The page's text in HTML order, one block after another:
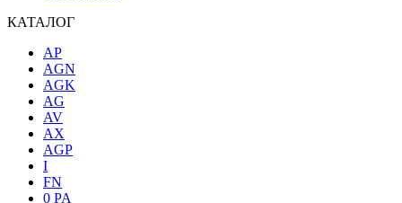
КАТАЛОГ
AP
AGN
AGK
AG
AV
AX
AGP
I
FN
0 PA